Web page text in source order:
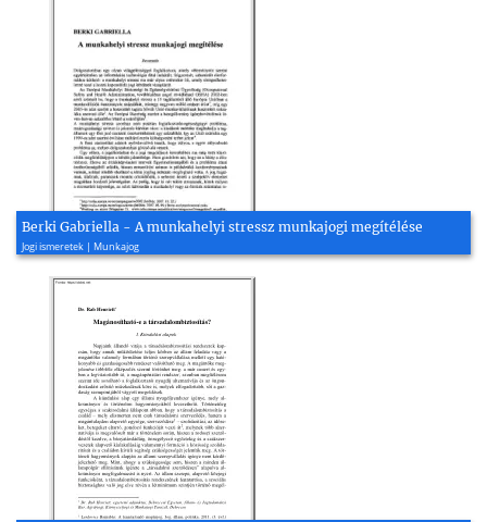
Berki Gabriella - A munkahelyi stressz munkajogi megítélése
Jogi ismeretek | Munkajog